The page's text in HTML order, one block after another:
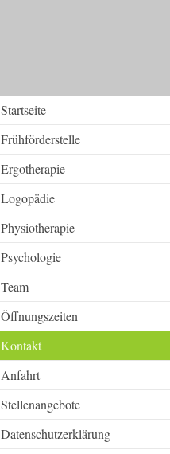
Startseite
Frühförderstelle
Ergotherapie
Logopädie
Physiotherapie
Psychologie
Team
Öffnungszeiten
Kontakt
Anfahrt
Stellenangebote
Datenschutzerklärung